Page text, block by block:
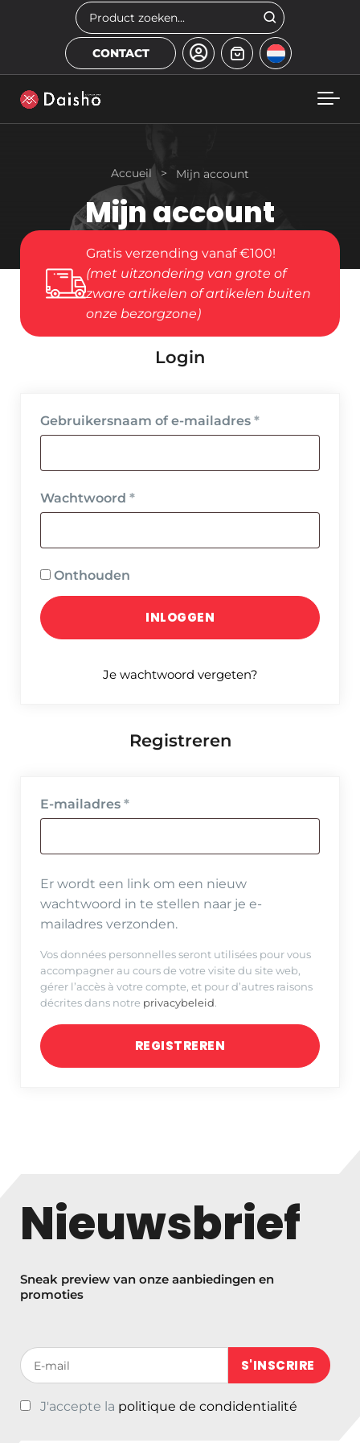
Skip to main content Zoeken
CONTACT
Mijn account
Accueil > Mijn account
Gratis verzending vanaf €100!
(met uitzondering van grote of
zware artikelen of artikelen buiten
onze bezorgzone)
Login
Gebruikersnaam of e-mailadres *Vereist
Wachtwoord *Vereist
Onthouden
INLOGGEN
Je wachtwoord vergeten?
Registreren
E-mailadres *Vereist
Er wordt een link om een nieuw
wachtwoord in te stellen naar je e-
mailadres verzonden.
Vos données personnelles seront utilisées pour vous
accompagner au cours de votre visite du site web,
gérer l’accès à votre compte, et pour d’autres raisons
décrites dans notre privacybeleid
REGISTREREN
Nieuwsbrief
Sneak preview van onze aanbiedingen en
promoties
Votre adresse de messagerie (obligatoire)
J'accepte la politique de condidentialité